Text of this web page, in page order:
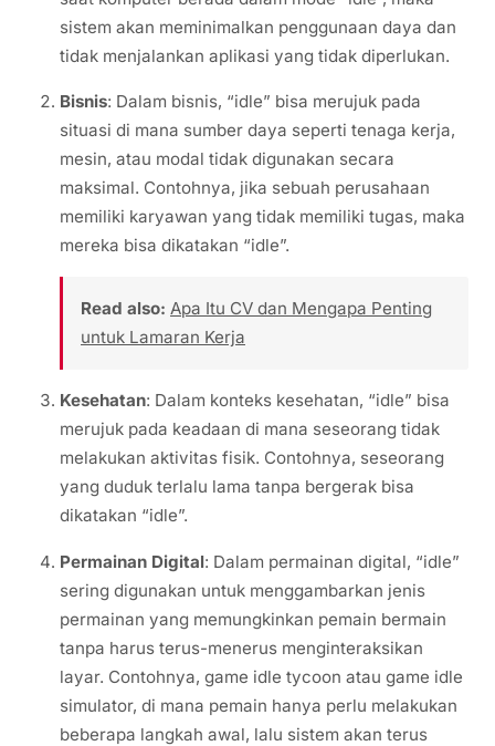
sistem akan meminimalkan penggunaan daya dan
tidak menjalankan aplikasi yang tidak diperlukan.
Bisnis: Dalam bisnis, “idle” bisa merujuk pada
situasi di mana sumber daya seperti tenaga kerja,
mesin, atau modal tidak digunakan secara
maksimal. Contohnya, jika sebuah perusahaan
memiliki karyawan yang tidak memiliki tugas, maka
mereka bisa dikatakan “idle”.
Read also: Apa Itu CV dan Mengapa Penting
untuk Lamaran Kerja
Kesehatan: Dalam konteks kesehatan, “idle” bisa
merujuk pada keadaan di mana seseorang tidak
melakukan aktivitas fisik. Contohnya, seseorang
yang duduk terlalu lama tanpa bergerak bisa
dikatakan “idle”.
Permainan Digital: Dalam permainan digital, “idle”
sering digunakan untuk menggambarkan jenis
permainan yang memungkinkan pemain bermain
tanpa harus terus-menerus menginteraksikan
layar. Contohnya, game idle tycoon atau game idle
simulator, di mana pemain hanya perlu melakukan
beberapa langkah awal, lalu sistem akan terus